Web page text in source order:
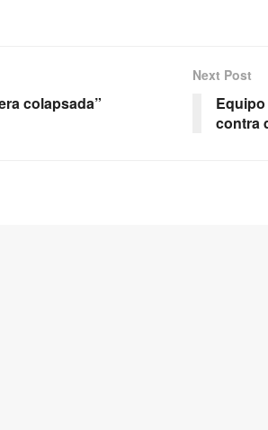
colapsada”
Next Post
contra